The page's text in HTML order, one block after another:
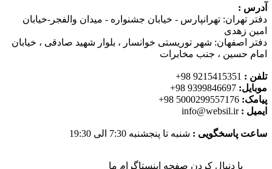
آدرس :
دفتر تهران: تهرانپارس - خیابان جشنواره - میدان والفجر-خیابان
امین زهدی
دفتر اصفهان: شهر توریستی خوانسار ، بلوار شهید صادقی ، خیابان
امام حسین ، جنب مخابرات
تلفن :
موبایل:
پیامک:
ایمیل : info@websil.ir
ساعت پاسخگویی : شنبه تا پنجشنبه 7:30 الی 19:30
با دنبال کردن صفحه اینستاگرام ما